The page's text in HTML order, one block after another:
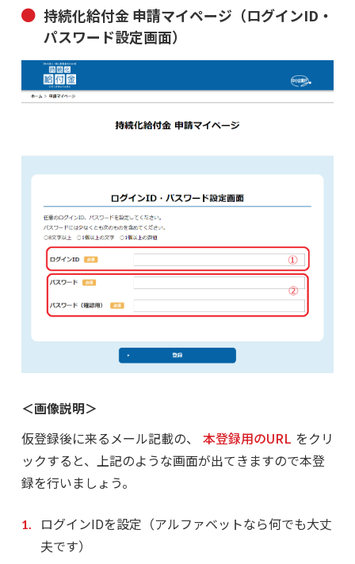
持続化給付金 申請マイページ（ログインID・
パスワード設定画面）
＜画像説明＞
仮登録後に来るメール記載の、
本登録用のURL をクリ
ックすると、上記のような画面が出てきますので本登
録を行いましょう。
ログインIDを設定（アルファベットなら何でも大丈
夫です）